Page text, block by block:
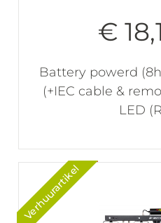
€
Battery powerd
(+IEC cable &
LED
Verhuurartikel